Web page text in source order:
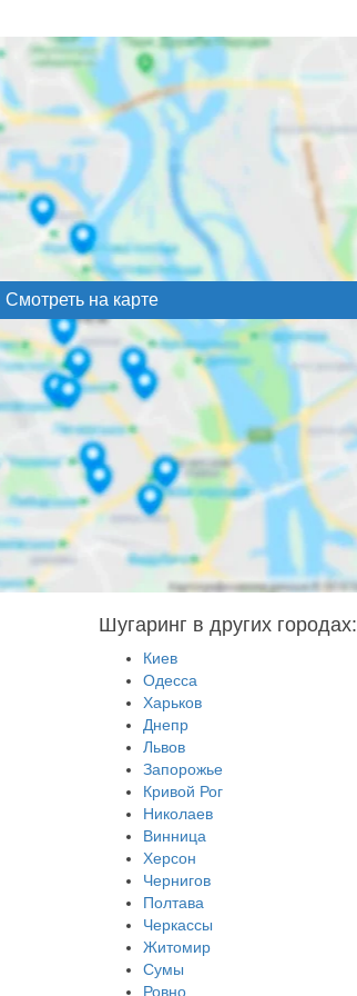
Смотреть на карте
Шугаринг в других городах:
Киев
Одесса
Харьков
Днепр
Львов
Запорожье
Кривой Рог
Николаев
Винница
Херсон
Чернигов
Полтава
Черкассы
Житомир
Сумы
Ровно